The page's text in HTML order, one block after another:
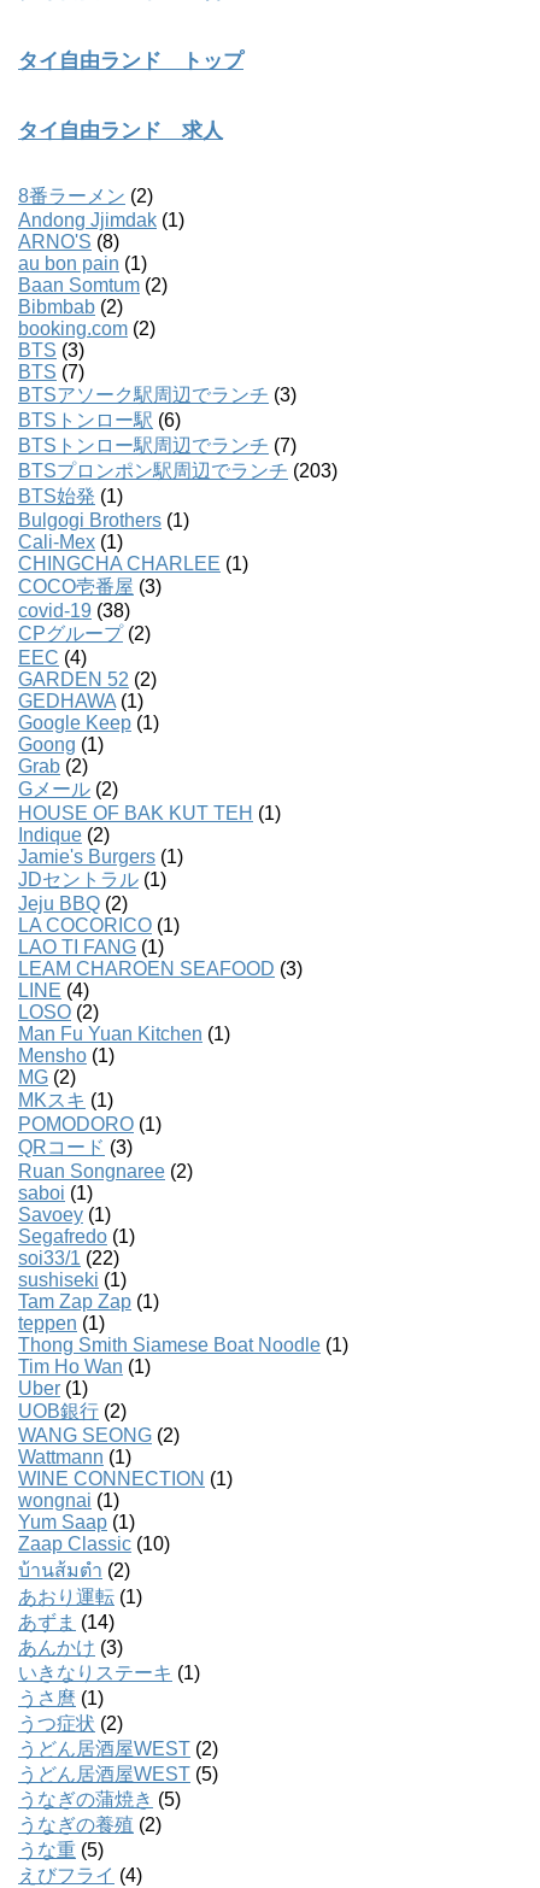
タイ自由ランド トップ
タイ自由ランド 求人
8番ラーメン (2)
Andong Jjimdak (1)
ARNO'S (8)
au bon pain (1)
Baan Somtum (2)
Bibmbab (2)
booking.com (2)
BTS (3)
BTS (7)
BTSアソーク駅周辺でランチ (3)
BTSトンロー駅 (6)
BTSトンロー駅周辺でランチ (7)
BTSプロンポン駅周辺でランチ (203)
BTS始発 (1)
Bulgogi Brothers (1)
Cali-Mex (1)
CHINGCHA CHARLEE (1)
COCO壱番屋 (3)
covid-19 (38)
CPグループ(2)
EEC (4)
GARDEN 52 (2)
GEDHAWA (1)
Google Keep (1)
Goong (1)
Grab (2)
Gメール (2)
HOUSE OF BAK KUT TEH (1)
Indique (2)
Jamie's Burgers (1)
JDセントラル (1)
Jeju BBQ (2)
LA COCORICO (1)
LAO TI FANG (1)
LEAM CHAROEN SEAFOOD (3)
LINE (4)
LOSO (2)
Man Fu Yuan Kitchen (1)
Mensho (1)
MG (2)
MKスキ (1)
POMODORO (1)
QRコード (3)
Ruan Songnaree (2)
saboi (1)
Savoey (1)
Segafredo (1)
soi33/1 (22)
sushiseki (1)
Tam Zap Zap (1)
teppen (1)
Thong Smith Siamese Boat Noodle (1)
Tim Ho Wan (1)
Uber (1)
UOB銀行 (2)
WANG SEONG (2)
Wattmann (1)
WINE CONNECTION (1)
wongnai (1)
Yum Saap (1)
Zaap Classic (10)
บ้านส้มตํา (2)
あおり運転 (1)
あずま (14)
あんかけ (3)
いきなりステーキ (1)
うさ麿 (1)
うつ症状 (2)
うどん居酒屋WEST (2)
うどん居酒屋WEST (5)
うなぎの蒲焼き (5)
うなぎの養殖 (2)
うな重 (5)
えびフライ (4)